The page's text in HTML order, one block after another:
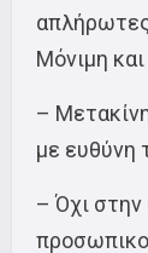
Μόνιμη
–
με ευθύνη
– Όχι